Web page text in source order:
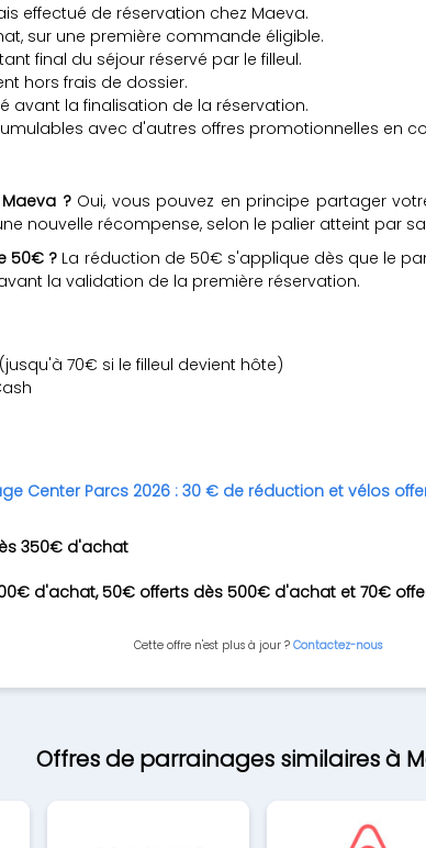
effectué de réservation chez Maeva.
sur une première commande éligible.
final du séjour réservé par le filleul.
hors frais de dossier.
avant la finalisation de la réservation.
avec d'autres offres promotionnelles en
?Oui, vous pouvez en principe partager
nouvelle récompense, selon le palier atteint par
50€ ? La réduction de 50€ s'applique dès que le
la validation de la première réservation.
70€ si le filleul devient hôte)
Center Parcs 2026 : 30 € de réduction et vélos
350€ d'achat
d'achat, 50€ offerts dès 500€ d'achat et 70€
Cette offre n'est plus à jour ? Contactez-nous
Offres de parrainages similaires à